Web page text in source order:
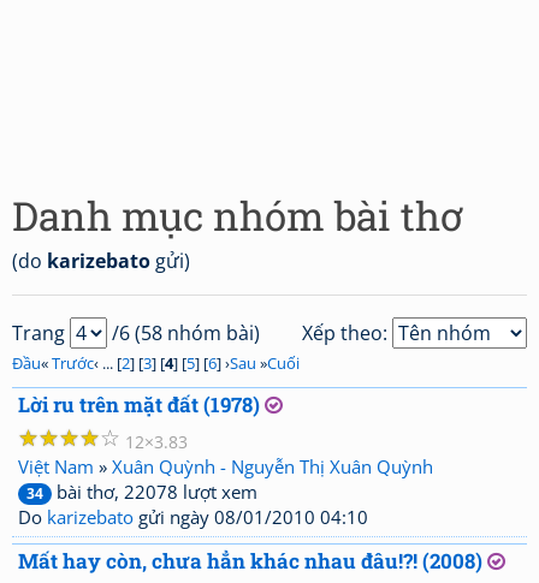
Danh mục nhóm bài thơ
(do karizebato gửi)
Xếp theo:
Trang /6 (58 nhóm bài)
Đầu«Trước‹ ... [2] [3] [4] [5] [6] ›Sau »Cuối
Lời ru trên mặt đất (1978)
☆
☆
☆
☆
☆ 12 3.83
Việt Nam » Xuân Quỳnh - Nguyễn Thị Xuân Quỳnh
34
bài thơ, 22078 lượt xem
Do karizebato gửi ngày 08/01/2010 04:10
Mất hay còn, chưa hẳn khác nhau đâu!?! (2008)